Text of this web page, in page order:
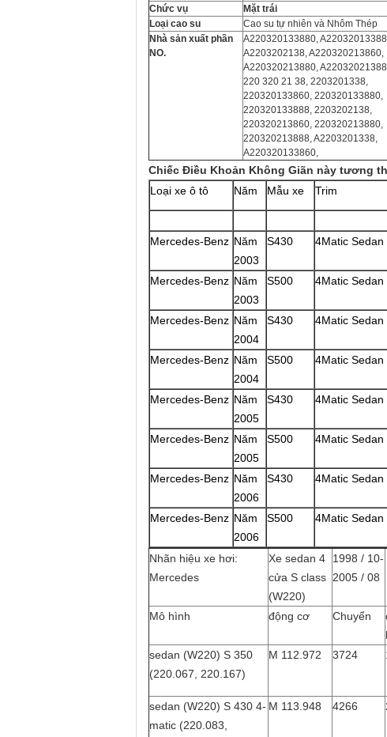
Chức vụ
Mặt trái
Loại cao su
Cao su tự nhiên và Nhôm Thép
Nhà sản xuất phần
NO.
A220320133880,
A2203202138, A220320213860,
A220320213880,
220 320 21 38, 2203201338,
220320133860, 220320133880,
220320133888, 2203202138,
220320213860, 220320213880,
220320213888, A2203201338,
A220320133860,
Chiếc Điều Khoản Không Giãn này tương
Loại xe ô tô
Năm Mẫu xe Trim
Mercedes-Benz Năm
2003
S430 4Matic Sedan
Mercedes-Benz Năm
2003
S500 4Matic Sedan
Mercedes-Benz Năm
2004
S430 4Matic Sedan
Mercedes-Benz Năm
2004
S500 4Matic Sedan
Mercedes-Benz Năm
2005
S430 4Matic Sedan
Mercedes-Benz Năm
2005
S500 4Matic Sedan
Mercedes-Benz Năm
2006
S430 4Matic Sedan
Mercedes-Benz Năm
2006
S500 4Matic Sedan
Nhãn hiệu xe hơi:
Mercedes
Xe sedan 4
cửa S class
(W220)
1998 / 10-
2005 / 08
Mô hình động cơ Chuyển
sedan (W220) S 350
(220.067, 220.167)
M 112.972 3724
sedan (W220) S 430 4-
matic (220.083,
M 113.948 4266